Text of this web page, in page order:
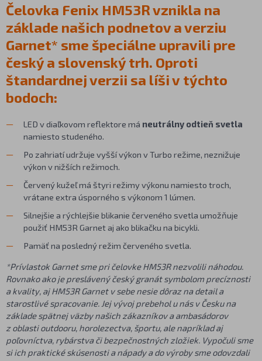
Čelovka Fenix HM53R vznikla na
základe našich podnetov a verziu
Garnet* sme špeciálne upravili pre
český a slovenský trh. Oproti
štandardnej verzii sa líši v týchto
bodoch:
LED v diaľkovom reflektore má neutrálny odtieň svetla
namiesto studeného.
Po zahriatí udržuje vyšší výkon v Turbo režime, neznižuje
výkon v nižších režimoch.
Červený kužeľ má štyri režimy výkonu namiesto troch,
vrátane extra úsporného s výkonom 1 lúmen.
Silnejšie a rýchlejšie blikanie červeného svetla umožňuje
použiť HM53R Garnet aj ako blikačku na bicykli.
Pamäť na posledný režim červeného svetla.
*Prívlastok Garnet sme pri čelovke HM53R nezvolili náhodou.
Rovnako ako je preslávený český granát symbolom precíznosti
a kvality, aj HM53R Garnet v sebe nesie dôraz na detail a
starostlivé spracovanie. Jej vývoj prebehol u nás v Česku na
základe spätnej väzby našich zákazníkov a ambasádorov
z oblasti outdooru, horolezectva, športu, ale napríklad aj
poľovníctva, rybárstva či bezpečnostných zložiek. Vypočuli sme
si ich praktické skúsenosti a nápady a do výroby sme odovzdali